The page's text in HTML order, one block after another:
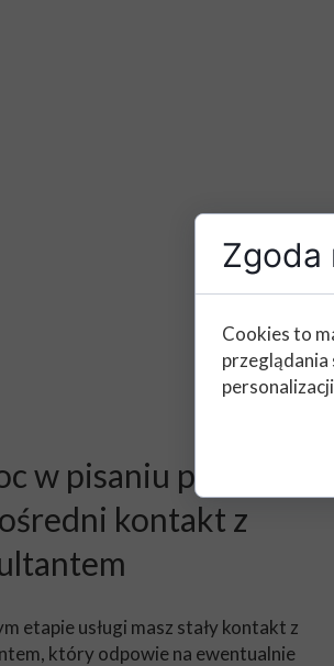
w pisaniu prac -
kontakt z
etapie usługi masz stały kontakt z
który odpowie na ewentualnie
Zgoda
Cookies to
przeglądania